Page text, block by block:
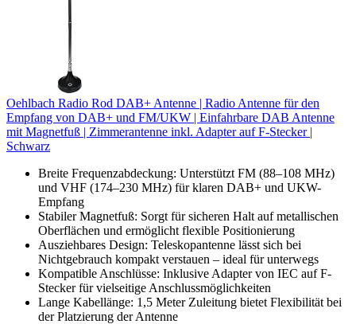
Oehlbach Radio Rod DAB+ Antenne | Radio Antenne für den
Empfang von DAB+ und FM/UKW | Einfahrbare DAB Antenne
mit Magnetfuß | Zimmerantenne inkl. Adapter auf F-Stecker |
Schwarz
Breite Frequenzabdeckung: Unterstützt FM (88–108 MHz)
und VHF (174–230 MHz) für klaren DAB+ und UKW-
Empfang
Stabiler Magnetfuß: Sorgt für sicheren Halt auf metallischen
Oberflächen und ermöglicht flexible Positionierung
Ausziehbares Design: Teleskopantenne lässt sich bei
Nichtgebrauch kompakt verstauen – ideal für unterwegs
Kompatible Anschlüsse: Inklusive Adapter von IEC auf F-
Stecker für vielseitige Anschlussmöglichkeiten
Lange Kabellänge: 1,5 Meter Zuleitung bietet Flexibilität bei
der Platzierung der Antenne